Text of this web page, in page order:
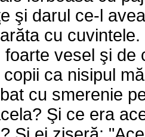
şi darul ce-l
cu
foarte vesel şi de
ca nisipul
cu smerenie
Şi ce era